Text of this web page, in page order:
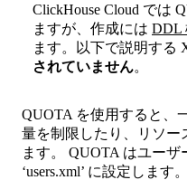
ClickHouse Cloud では
ますが、作成には DDL
ます。以下で説明する
されていません。
QUOTA を使用すると、
量を制限したり、リソー
ます。 QUOTA はユー
‘users.xml’ に設定します。